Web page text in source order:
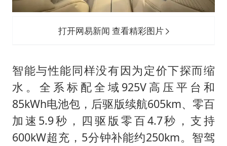
打开网易新闻 查看精彩图片
智能与性能同样没有因为定价下探而缩
水。全系标配全域925V高压平台和
85kWh电池包，后驱版续航605km、零百
加速5.9秒，四驱版零百4.7秒，支持
600kW超充，5分钟补能约250km。智驾